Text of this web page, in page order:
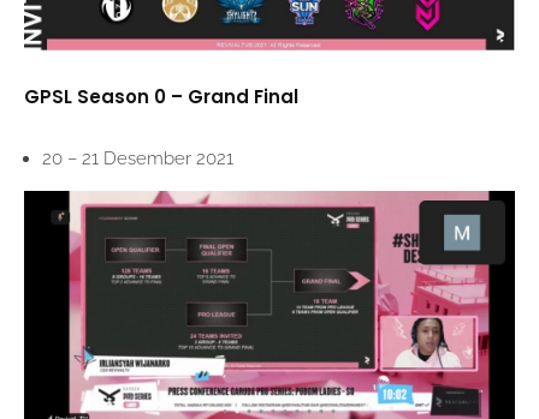
GPSL Season 0 – Grand Final
20 – 21 Desember 2021